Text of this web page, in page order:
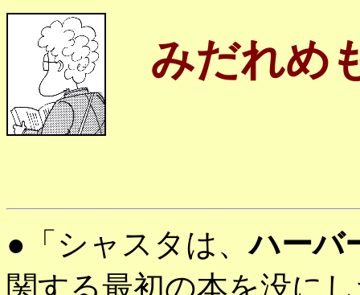
みだれめ
●「シャスタは、ハーバ
関する最初の本を没に